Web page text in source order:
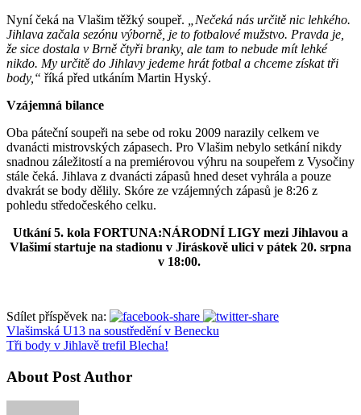
Nyní čeká na Vlašim těžký soupeř.
„Nečeká nás určitě nic lehkého.
Jihlava začala sezónu výborně, je to fotbalové mužstvo. Pravda je,
že sice dostala v Brně čtyři branky, ale tam to nebude mít lehké
nikdo. My určitě do Jihlavy jedeme hrát fotbal a chceme získat tři
body,“ říká před utkáním Martin Hyský.
Vzájemná bilance
Oba páteční soupeři na sebe od roku 2009 narazily celkem ve
dvanácti mistrovských zápasech. Pro Vlašim nebylo setkání nikdy
snadnou záležitostí a na premiérovou výhru na soupeřem z Vysočiny
stále čeká. Jihlava z dvanácti zápasů hned deset vyhrála a pouze
dvakrát se body dělily. Skóre ze vzájemných zápasů je 8:26 z
pohledu středočeského celku.
Utkání 5. kola FORTUNA:NÁRODNÍ LIGY mezi Jihlavou a
Vlašimí startuje na stadionu v Jiráskově ulici v pátek 20. srpna
v 18:00.
Sdílet příspěvek na:
Vlašimská U13 na soustředění v Benecku
Tři body v Jihlavě trefil Blecha!
About Post Author